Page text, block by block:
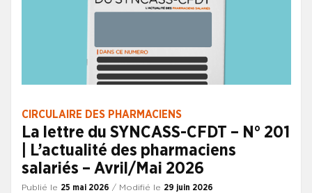
CIRCULAIRE DES PHARMACIENS
La lettre du SYNCASS-CFDT – N° 201
| L’actualité des pharmaciens
salariés – Avril/Mai 2026
Publié le 25 mai 2026 / Modifié le 29 juin 2026